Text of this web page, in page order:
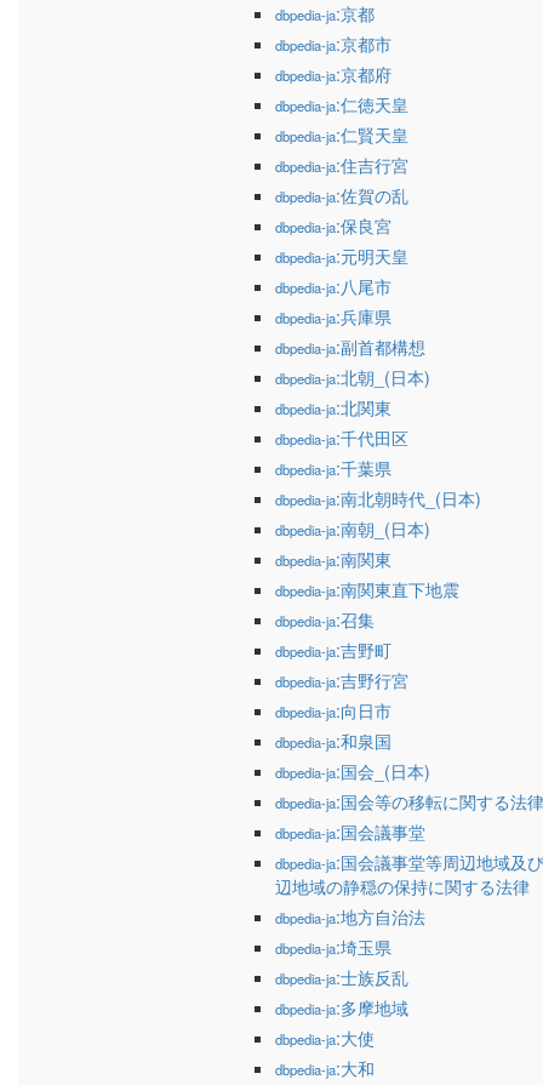
dbpedia-ja:京都
dbpedia-ja:京都市
dbpedia-ja:京都府
dbpedia-ja:仁徳天皇
dbpedia-ja:仁賢天皇
dbpedia-ja:住吉行宮
dbpedia-ja:佐賀の乱
dbpedia-ja:保良宮
dbpedia-ja:元明天皇
dbpedia-ja:八尾市
dbpedia-ja:兵庫県
dbpedia-ja:副首都構想
dbpedia-ja:北朝_(日本)
dbpedia-ja:北関東
dbpedia-ja:千代田区
dbpedia-ja:千葉県
dbpedia-ja:南北朝時代_(日本)
dbpedia-ja:南朝_(日本)
dbpedia-ja:南関東
dbpedia-ja:南関東直下地震
dbpedia-ja:召集
dbpedia-ja:吉野町
dbpedia-ja:吉野行宮
dbpedia-ja:向日市
dbpedia-ja:和泉国
dbpedia-ja:国会_(日本)
dbpedia-ja:国会等の移転に関する法律
dbpedia-ja:国会議事堂
dbpedia-ja:国会議事堂等周辺地域及
辺地域の静穏の保持に関する法律
dbpedia-ja:地方自治法
dbpedia-ja:埼玉県
dbpedia-ja:士族反乱
dbpedia-ja:多摩地域
dbpedia-ja:大使
dbpedia-ja:大和